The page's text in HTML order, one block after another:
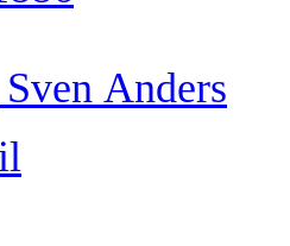
Anders